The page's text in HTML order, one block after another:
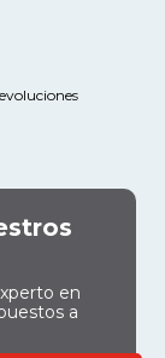
en
a